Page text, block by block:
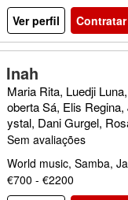
Ver perfil
Inah
Maria Rita, Luedji
oberta Sá, Elis
ystal, Dani Gurgel,
Sem avaliações
World music, Samba,
€700 - €2200